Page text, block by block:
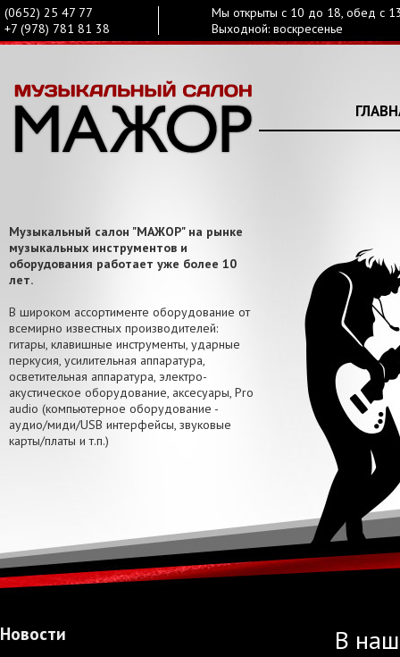
(0652) 25 47 77
+7 (978) 781 81 38
Мы открыты с 10 до 18, обед с
Выходной: воскресенье
Музыкальный салон "МАЖОР" на рынке
музыкальных инструментов и
оборудования работает уже более 10
лет.
В широком ассортименте оборудование от
всемирно известных производителей:
гитары, клавишные инструменты, ударные
перкусия, усилительная аппаратура,
осветительная аппаратура, электро-
акустическое оборудование, аксесуары, Pro
audio (компьютерное оборудование -
аудио/миди/USB интерфейсы, звуковые
карты/платы и т.п.)
Новости В